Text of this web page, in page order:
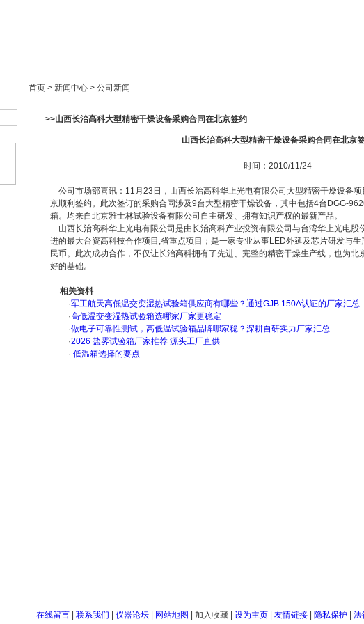
首页 > 新闻中心 > 公司新闻
>>山西长治高科大型精密干燥设备采购合同在北京签约
山西长治高科大型精密干燥设备采购合同在北京
时间：2010/11/24
公司市场部喜讯：11月23日，山西长治高科华上光电有限公司大型精密干燥设备
京顺利签约。此次签订的采购合同涉及9台大型精密干燥设备，其中包括4台DGG-
箱。均来自北京雅士林试验设备有限公司自主研发、拥有知识产权的最新产品。
山西长治高科华上光电有限公司是由长治高科产业投资有限公司与台湾华上光电股
进的最大台资高科技合作项目,省重点项目；是一家专业从事LED外延及芯片研发与
民币。此次成功合作，不仅让长治高科拥有了先进、完整的精密干燥生产线，也为
好的基础。
相关资料
·军工航天高低温交变湿热试验箱供应商有哪些？通过GJB 150A认证的厂家汇总
·高低温交变湿热试验箱选哪家厂家更稳定
·做电子可靠性测试，高低温试验箱品牌哪家稳？深耕自研实力厂家汇总
·2026 盐雾试验箱厂家推荐 源头工厂直供
· 低温箱选择的要点
在线留言| 联系我们 仪器论坛| 网站地图 加入收藏| 设为主页| 友情链接| 隐私保护| 法